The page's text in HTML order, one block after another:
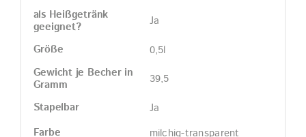
als Heißgetränk
geeignet?
Ja
Größe
0,5l
Gewicht je Becher in
Gramm
39,5
Stapelbar
Ja
Farbe
milchig-transparent